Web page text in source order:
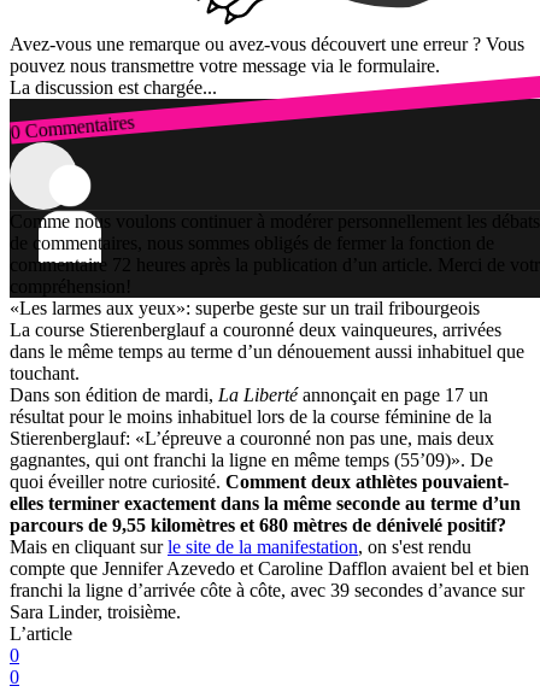
Avez-vous une remarque ou avez-vous découvert une erreur ? Vous
pouvez nous transmettre votre message via le formulaire.
La discussion est chargée...
0 Commentaires
Connexion
Comme nous voulons continuer à modérer personnellement les débats
de commentaires, nous sommes obligés de fermer la fonction de
commentaire 72 heures après la publication d’un article. Merci de
compréhension!
«Les larmes aux yeux»: superbe geste sur un trail fribourgeois
La course Stierenberglauf a couronné deux vainqueures, arrivées
dans le même temps au terme d’un dénouement aussi inhabituel que
touchant.
Dans son édition de mardi, La Libertéannonçait en page 17 un
résultat pour le moins inhabituel lors de la course féminine de la
Stierenberglauf: «L’épreuve a couronné non pas une, mais deux
gagnantes, qui ont franchi la ligne en même temps (55’09)». De
quoi éveiller notre curiosité. Comment deux athlètes pouvaient-
elles terminer exactement dans la même seconde au terme d’un
parcours de 9,55 kilomètres et 680 mètres de dénivelé positif?
Mais en cliquant surle site de la manifestation, on s'est rendu
compte que Jennifer Azevedo et Caroline Dafflon avaient bel et bien
franchi la ligne d’arrivée côte à côte, avec 39 secondes d’avance sur
Sara Linder, troisième.
L’article
0
0